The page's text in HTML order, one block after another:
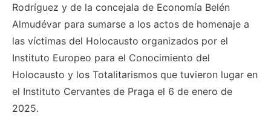
Rodríguez y de la concejala de Economía Belén
Almudévar para sumarse a los actos de homenaje a
las víctimas del Holocausto organizados por el
Instituto Europeo para el Conocimiento del
Holocausto y los Totalitarismos que tuvieron lugar en
el Instituto Cervantes de Praga el 6 de enero de
2025.